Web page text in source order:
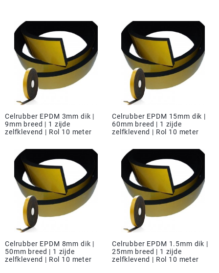
Celrubber EPDM 3mm dik |
9mm breed | 1 zijde
zelfklevend | Rol 10 meter
Celrubber EPDM 15mm dik |
60mm breed | 1 zijde
zelfklevend | Rol 10 meter
Celrubber EPDM 8mm dik |
50mm breed | 1 zijde
zelfklevend | Rol 10 meter
Celrubber EPDM 1.5mm dik |
25mm breed | 1 zijde
zelfklevend | Rol 10 meter